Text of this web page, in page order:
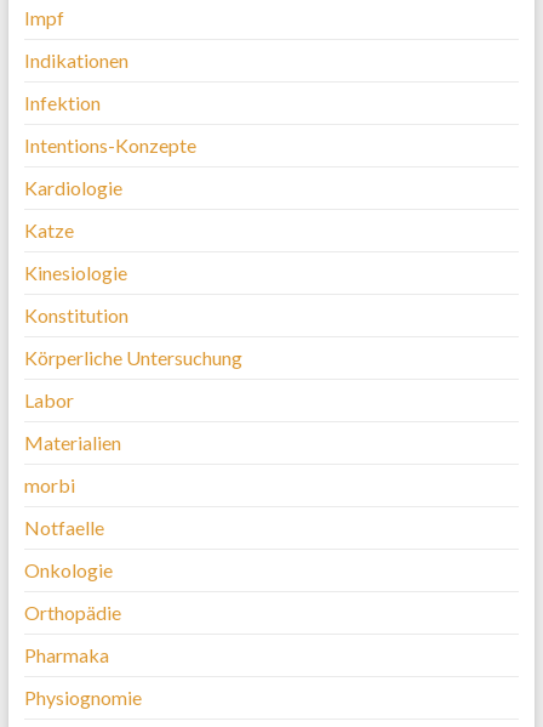
Impf
Indikationen
Infektion
Intentions-Konzepte
Kardiologie
Katze
Kinesiologie
Konstitution
Körperliche Untersuchung
Labor
Materialien
morbi
Notfaelle
Onkologie
Orthopädie
Pharmaka
Physiognomie